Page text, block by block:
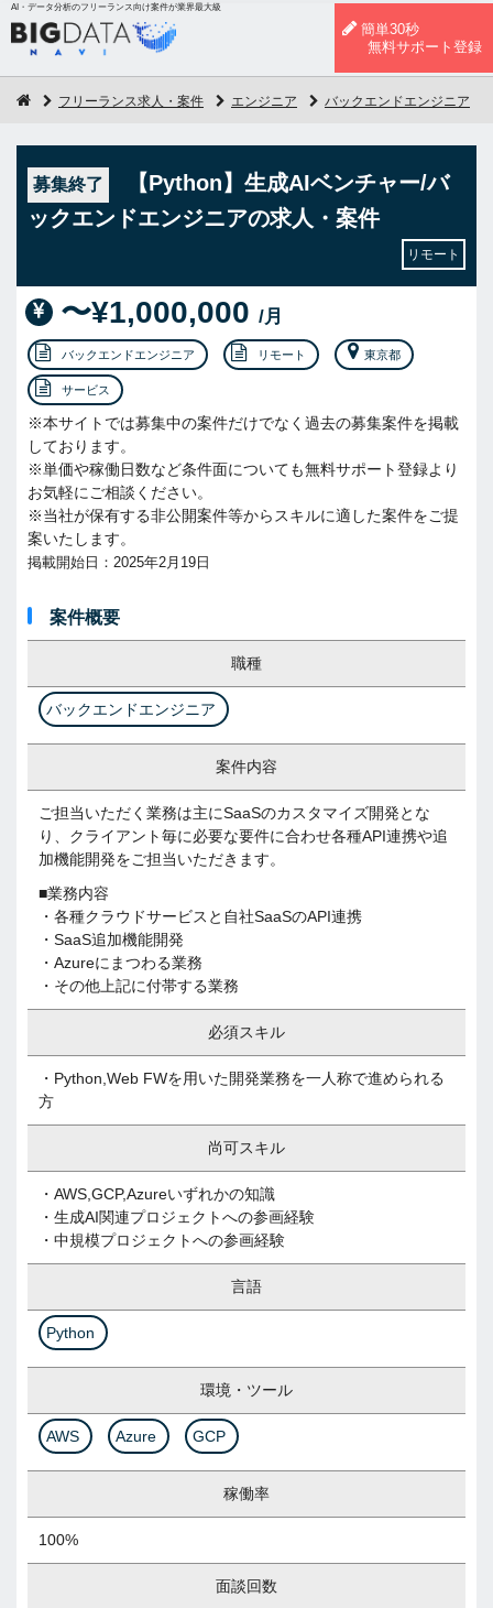
AI・データ分析のフリーランス向け案件が業界最大級
簡単30秒
無料サポート登録
フリーランス求人・案件 エンジニア バックエンドエンジニア
募集終了
【Python】生成AIベンチャー/バ
ックエンドエンジニアの求人・案件
リモート
〜¥1,000,000 /月
バックエンドエンジニア リモート 東京都
サービス
※本サイトでは募集中の案件だけでなく過去の募集案件を掲載
しております。
※単価や稼働日数など条件面についても無料サポート登録より
お気軽にご相談ください。
※当社が保有する非公開案件等からスキルに適した案件をご提
案いたします。
掲載開始日：2025年2月19日
案件概要
職種
バックエンドエンジニア
案件内容
ご担当いただく業務は主にSaaSのカスタマイズ開発とな
り、クライアント毎に必要な要件に合わせ各種API連携や追
加機能開発をご担当いただきます。
■業務内容
・各種クラウドサービスと自社SaaSのAPI連携
・SaaS追加機能開発
・Azureにまつわる業務
・その他上記に付帯する業務
必須スキル
・Python,Web FWを用いた開発業務を一人称で進められる
方
尚可スキル
・AWS,GCP,Azureいずれかの知識
・生成AI関連プロジェクトへの参画経験
・中規模プロジェクトへの参画経験
言語
Python
環境・ツール
AWS Azure GCP
稼働率
100%
面談回数